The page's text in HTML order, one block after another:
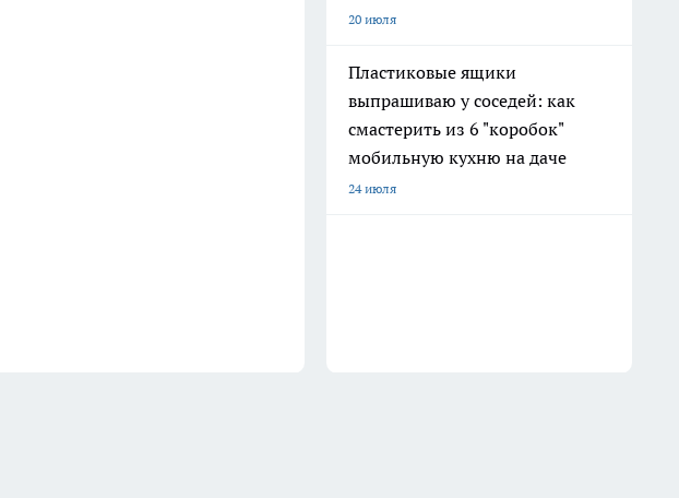
20 июля
Пластиковые ящики
выпрашиваю у соседей: как
смастерить из 6 "коробок"
мобильную кухню на даче
24 июля